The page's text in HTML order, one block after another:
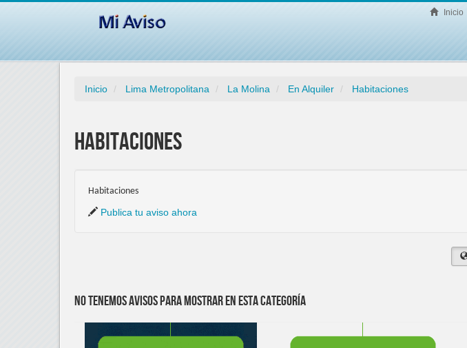
Inicio
Inicio Lima Metropolitana La Molina En Alquiler Habitaciones
Habitaciones
Habitaciones
Publica tu aviso ahora
No tenemos avisos para mostrar en esta categoría